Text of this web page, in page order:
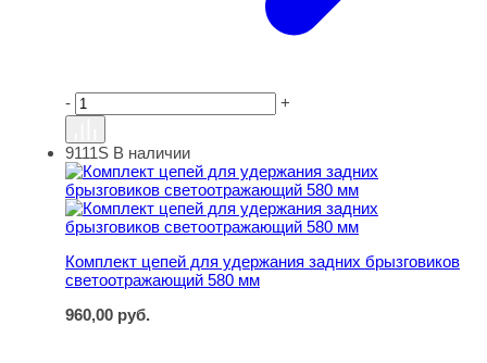
- +
Комплект цепей для удержания задних брызговиков
9111S В наличии
Комплект цепей для удержания задних брызговиков
светоотражающий 580 мм
960,00 руб.